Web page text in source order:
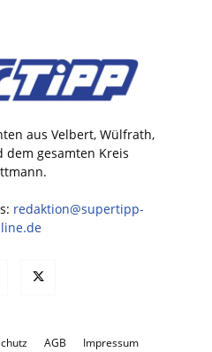
aus Velbert, Wülfrath,
dem gesamten Kreis
redaktion@supertipp-
AGB Impressum